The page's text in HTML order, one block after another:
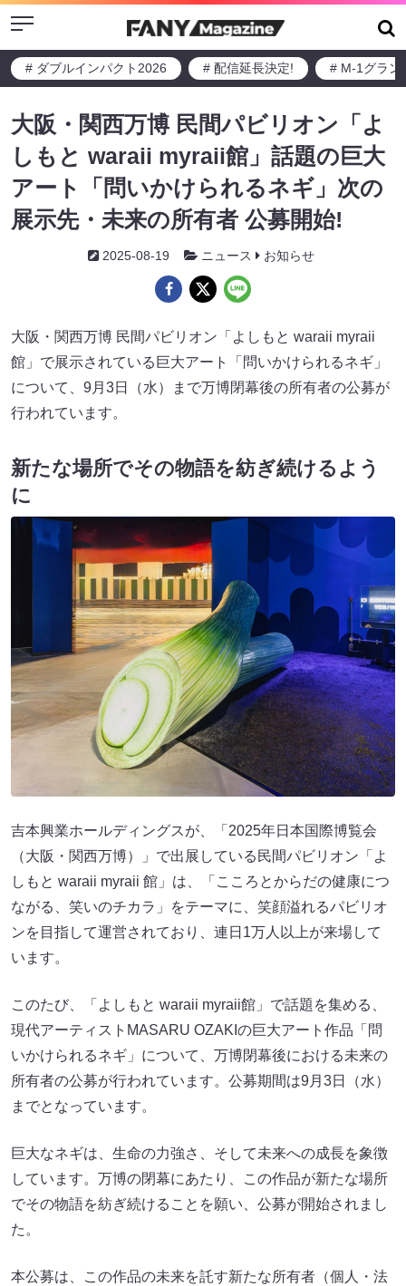
Menu
# ダブルインパクト2026 # 配信延長決定! # M-1グラン
大阪・関西万博 民間パビリオン「よ
しもと waraii myraii館」話題の巨大
アート「問いかけられるネギ」次の
展示先・未来の所有者 公募開始!
2025-08-19 ニュース お知らせ
大阪・関西万博 民間パビリオン「よしもと waraii myraii
館」で展示されている巨大アート「問いかけられるネギ」
について、9月3日（水）まで万博閉幕後の所有者の公募が
行われています。
新たな場所でその物語を紡ぎ続けるよう
に
吉本興業ホールディングスが、「2025年日本国際博覧会
（大阪・関西万博）」で出展している民間パビリオン「よ
しもと waraii myraii 館」は、「こころとからだの健康につ
ながる、笑いのチカラ」をテーマに、笑顔溢れるパビリオ
ンを目指して運営されており、連日1万人以上が来場して
います。
このたび、「よしもと waraii myraii館」で話題を集める、
現代アーティストMASARU OZAKIの巨大アート作品「問
いかけられるネギ」について、万博閉幕後における未来の
所有者の公募が行われています。公募期間は9月3日（水）
までとなっています。
巨大なネギは、生命の力強さ、そして未来への成長を象徴
しています。万博の閉幕にあたり、この作品が新たな場所
でその物語を紡ぎ続けることを願い、公募が開始されまし
た。
本公募は、この作品の未来を託す新たな所有者（個人・法